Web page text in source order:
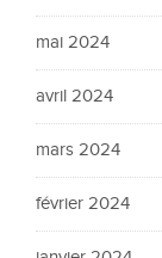
mai 2024
avril 2024
mars 2024
février 2024